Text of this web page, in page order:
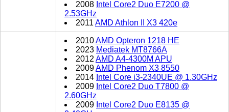
2008 Intel Core2 Duo E7200 @
2.53GHz
2011AMD Athlon II X3 420e
2010AMD Opteron 1218 HE
2023 Mediatek MT8766A
2012AMD A4-4300M APU
2009AMD Phenom X3 8550
2014 Intel Core i3-2340UE @ 1.30GHz
2009 Intel Core2 Duo T7800 @
2.60GHz
2009 Intel Core2 Duo E8135 @